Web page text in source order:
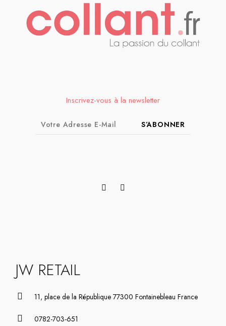
Inscrivez-vous à la newsletter
S’ABONNER
JW RETAIL
11, place de la République 77300 Fontainebleau France
0782-703-651